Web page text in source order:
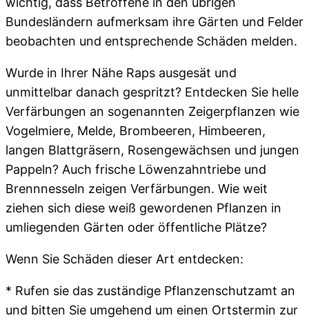
Bundesländern aufmerksam ihre Gärten und Felder
beobachten und entsprechende Schäden melden.
Wurde in Ihrer Nähe Raps ausgesät und
unmittelbar danach gespritzt? Entdecken Sie helle
Verfärbungen an sogenannten Zeigerpflanzen wie
Vogelmiere, Melde, Brombeeren, Himbeeren,
langen Blattgräsern, Rosengewächsen und jungen
Pappeln? Auch frische Löwenzahntriebe und
Brennnesseln zeigen Verfärbungen. Wie weit
ziehen sich diese weiß gewordenen Pflanzen in
umliegenden Gärten oder öffentliche Plätze?
Wenn Sie Schäden dieser Art entdecken:
* Rufen sie das zuständige Pflanzenschutzamt an
und bitten Sie umgehend um einen Ortstermin zur